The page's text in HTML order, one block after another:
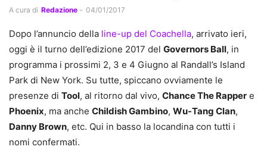
A cura di Redazione - 04/01/2017
Dopo l’annuncio della line-up del Coachella, arrivato ieri,
oggi è il turno dell’edizione 2017 del Governors Ball, in
programma i prossimi 2, 3 e 4 Giugno al Randall’s Island
Park di New York. Su tutte, spiccano ovviamente le
presenze di Tool, al ritorno dal vivo, Chance The Rapper e
Phoenix, ma anche Childish Gambino, Wu-Tang Clan,
Danny Brown, etc. Qui in basso la locandina con tutti i
nomi confermati.